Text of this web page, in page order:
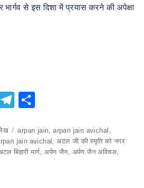
भार्गव से इस दिशा में प्रयास करने की अपेक्षा
E
T
e
gr
ar
e
Tags
arpan jain ,arpan jain avichal
jain avichal ,अटल जी की स्मृति को नगर
बिहारी मार्ग ,अर्पण जैन, अर्पण जैन अविचल